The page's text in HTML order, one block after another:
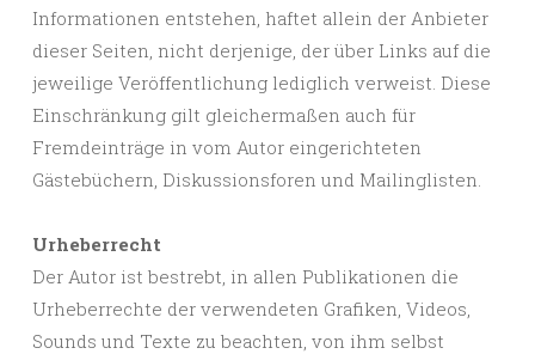
Informationen entstehen, haftet allein der Anbieter
dieser Seiten, nicht derjenige, der über Links auf die
jeweilige Veröffentlichung lediglich verweist. Diese
Einschränkung gilt gleichermaßen auch für
Fremdeinträge in vom Autor eingerichteten
Gästebüchern, Diskussionsforen und Mailinglisten.
Urheberrecht
Der Autor ist bestrebt, in allen Publikationen die
Urheberrechte der verwendeten Grafiken, Videos,
Sounds und Texte zu beachten, von ihm selbst